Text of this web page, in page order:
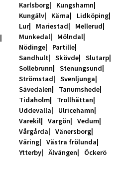
Karlsborg
Kungshamn
Kungälv
Kärna
Lidköping
Lur
Mariestad
Mellerud
Munkedal
Mölndal
Nödinge
Partille
Sandhult
Skövde
Slutarp
Sollebrunn
Stenungsund
Strömstad
Svenljunga
Sävedalen
Tanumshede
Tidaholm
Trollhättan
Uddevalla
Ulricehamn
Varekil
Vargön
Vedum
Vårgårda
Vänersborg
Väring
Västra frölunda
Ytterby
Älvängen Öckerö